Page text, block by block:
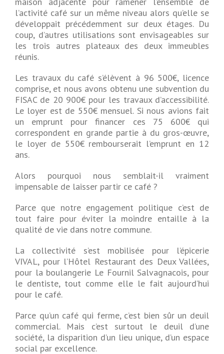
l’activité café sur un même niveau alors qu’elle se
développait précédemment sur deux étages. Du
coup, d’autres utilisations sont envisageables sur
les trois autres plateaux des deux immeubles
réunis.
Les travaux du café s’élèvent à 96 500€, licence
comprise, et nous avons obtenu une subvention du
FISAC de 20 900€ pour les travaux d’accessibilité.
Le loyer est de 550€ mensuel. Si nous avions fait
un emprunt pour financer ces 75 600€ qui
correspondent en grande partie à du gros-œuvre,
le loyer de 550€ rembourserait l’emprunt en 12
ans.
Alors pourquoi nous semblait-il vraiment
impensable de laisser partir ce café ?
Parce que notre engagement politique c’est de
tout faire pour éviter la moindre entaille à la
qualité de vie dans notre commune.
La collectivité s’est mobilisée pour l’épicerie
VIVAL, pour l’Hôtel Restaurant des Deux Vallées,
pour la boulangerie Le Fournil Salvagnacois, pour
le dentiste, tout comme elle le fait aujourd’hui
pour le café.
Parce qu’un café qui ferme, c’est bien sûr un deuil
commercial. Mais c’est surtout le deuil d’une
société, la disparition d’un lieu unique, d’un espace
social par excellence.